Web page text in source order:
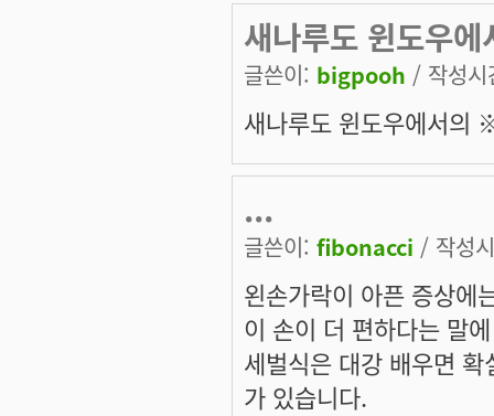
새나루도 윈도우
글쓴이: bigpooh / 작성
새나루도 윈도우에서의
...
글쓴이: fibonacci / 작성
왼손가락이 아픈 증상에
이 손이 더 편하다는 말
세벌식은 대강 배우면
가 있습니다.